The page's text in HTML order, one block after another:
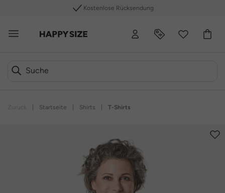
Kostenlose Rücksendung
Startseite Shirts T-Shirts